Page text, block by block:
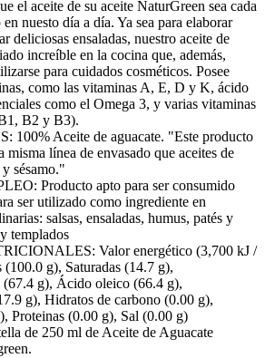
el aceite de su aceite NaturGreen sea cada
nuesto día a día. Ya sea para elaborar
deliciosas ensaladas, nuestro aceite de
increíble en la cocina que, además,
para cuidados cosméticos. Posee
como las vitaminas A, E, D y K, ácido
como el Omega 3, y varias vitaminas
B2 y B3).
100% Aceite de aguacate. "Este producto
misma línea de envasado que aceites de
sésamo."
Producto apto para ser consumido
ser utilizado como ingrediente en
salsas, ensaladas, humus, patés y
templados
Valor energético (3,700 kJ /
(100.0 g), Saturadas (14.7 g),
(67.4 g), Ácido oleico (66.4 g),
g), Hidratos de carbono (0.00 g),
Proteinas (0.00 g), Sal (0.00 g)
de 250 ml de Aceite de Aguacate